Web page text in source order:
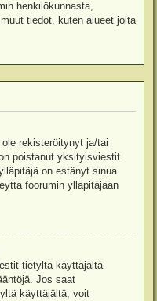
henkilökunnasta,
tiedot, kuten alueet joita
rekisteröitynyt ja/tai
poistanut yksityisviestit
on estänyt sinua
foorumin ylläpitäjään
tietyltä käyttäjältä
Jos saat
käyttäjältä, voit